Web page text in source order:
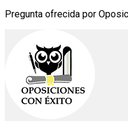
Pregunta ofrecida por